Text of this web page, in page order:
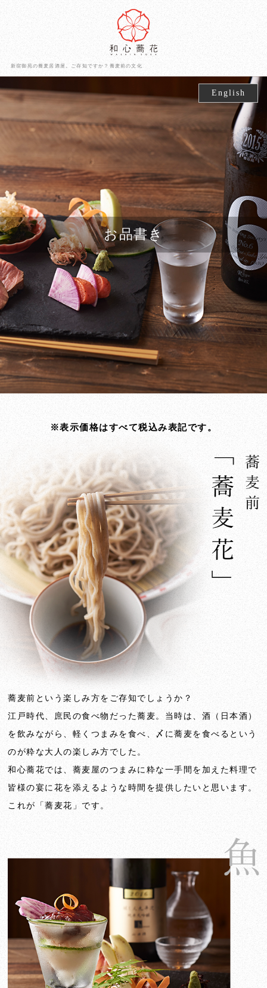
新宿御苑の蕎麦居酒屋。ご存知ですか？蕎麦前の文化
お品書き
English
※表示価格はすべて税込み表記です。
蕎麦前という楽しみ方をご存知でしょうか？
江戸時代、庶民の食べ物だった蕎麦。当時は、酒（日本酒）
を飲みながら、軽くつまみを食べ、〆に蕎麦を食べるという
のが粋な大人の楽しみ方でした。
和心蕎花では、蕎麦屋のつまみに粋な一手間を加えた料理で
皆様の宴に花を添えるような時間を提供したいと思います。
これが「蕎麦花」です。